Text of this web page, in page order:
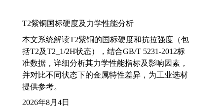
T2紫铜国标硬度及力学性能分析
本文系统解读T2紫铜的国标硬度和抗拉强度（包
括T2及T2_1/2H状态），结合GB/T 5231-2012标
准数据，详细分析其力学性能指标及影响因素，
并对比不同状态下的金属特性差异，为工业选材
提供参考。
2026年8月4日